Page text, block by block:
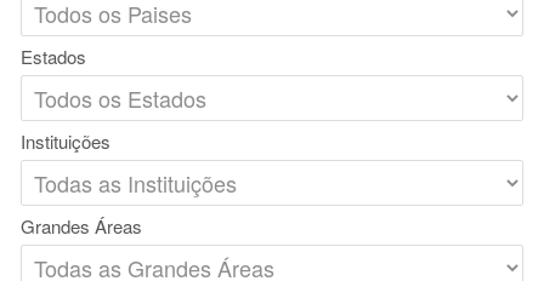
Estados
Instituições
Grandes Áreas